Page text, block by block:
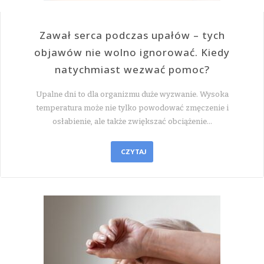
Zawał serca podczas upałów – tych
objawów nie wolno ignorować. Kiedy
natychmiast wezwać pomoc?
Upalne dni to dla organizmu duże wyzwanie. Wysoka
temperatura może nie tylko powodować zmęczenie i
osłabienie, ale także zwiększać obciążenie…
CZYTAJ